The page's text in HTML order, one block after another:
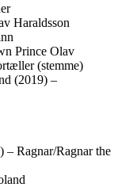
Haraldsson
Prince Olav
(stemme)
(2019) –
Ragnar/Ragnar the